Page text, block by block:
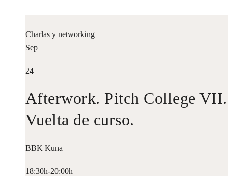
Charlas y networking
Sep
24
Afterwork. Pitch College VII.
Vuelta de curso.
BBK Kuna
18:30h-20:00h